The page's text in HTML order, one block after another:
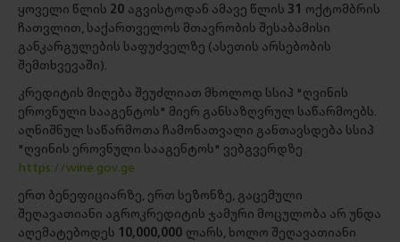
ყოველი წლის 20 აგვისტოდან ამავე წლის 31 ოქტომბრის
ჩათვლით, საქართველოს მთავრობის შესაბამისი
განკარგულების საფუძველზე (ასეთის არსებობის
შემთხვევაში).
კრედიტის მიღება შეუძლიათ მხოლოდ სსიპ "ღვინის
ეროვნული სააგენტოს" მიერ განსაზღვრულ საწარმოებს.
აღნიშნულ საწარმოთა ჩამონათვალი განთავსდება სსიპ
"ღვინის ეროვნული სააგენტოს" ვებგვერდზე
https://wine.gov.ge
ერთ ბენეფიციარზე, ერთ სეზონზე, გაცემული
შეღავათიანი აგროკრედიტის ჯამური მოცულობა არ უნდა
აღემატებოდეს 10,000,000 ლარს, ხოლო შეღავათიანი